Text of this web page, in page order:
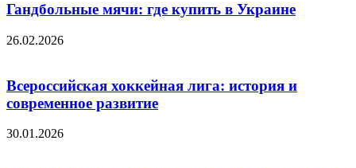
Гандбольные мячи: где купить в Украине
26.02.2026
Всероссийская хоккейная лига: история и
современное развитие
30.01.2026